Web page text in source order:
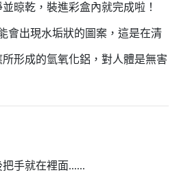
晾乾，裝進彩盒內就完成啦！
會出現水垢狀的圖案，這是在清
形成的氫氧化鋁，對人體是無害
手就在裡面......